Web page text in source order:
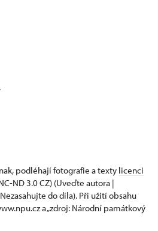
podléhají fotografie a texty licenci
ND 3.0 CZ) (Uveďte autora |
do díla). Při užití obsahu
a „zdroj: Národní památkový